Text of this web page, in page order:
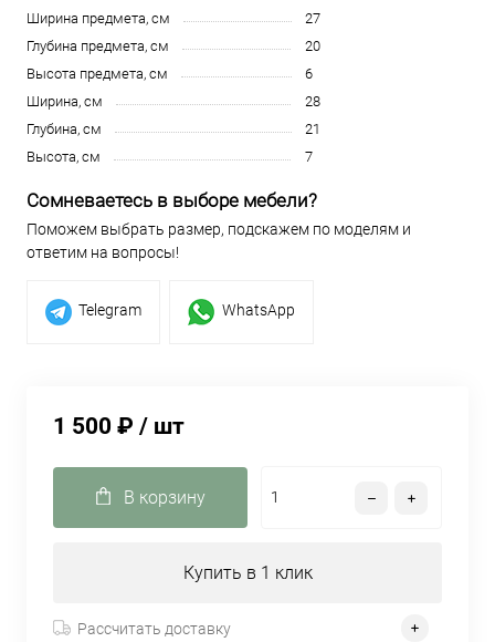
Ширина предмета, см
27
Глубина предмета, см
20
Высота предмета, см
6
Ширина, см
28
Глубина, см
21
Высота, см
7
Сомневаетесь в выборе мебели?
Поможем выбрать размер, подскажем по моделям и
ответим на вопросы!
Telegram WhatsApp
1 500 ₽ / шт
В корзину
Купить в 1 клик
Рассчитать доставку